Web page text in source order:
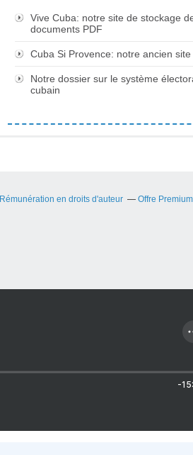
Vive Cuba: notre site de stockage
documents PDF
Cuba Si Provence: notre ancien site
Notre dossier sur le système
cubain
Rémunération en droits d'auteur Offre Premium
-